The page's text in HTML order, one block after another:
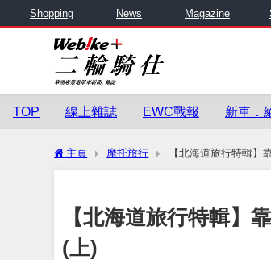
Shopping News Magazine
TOP 線上雜誌 EWC戰報 新車．
主頁 摩托旅行 【北海道旅行特輯】
【北海道旅行特輯】
(上)